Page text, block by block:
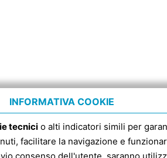
INFORMATIVA COOKIE
tecnici o alti indicatori simili per
facilitare la navigazione e